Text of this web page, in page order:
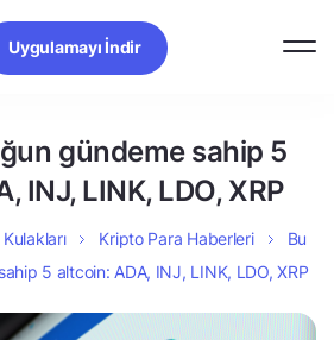
Uygulamayı İndir
gündeme sahip 5
INJ, LINK, LDO, XRP
Kulakları Kripto Para Haberleri
Bu
5 altcoin: ADA, INJ, LINK, LDO, XRP